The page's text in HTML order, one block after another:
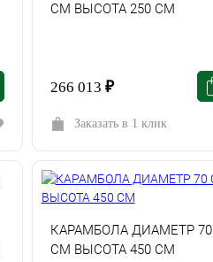
СМ ВЫСОТА 250 СМ
266 013 ₽
Заказать в 1 клик
КАРАМБОЛА ДИАМЕТР 70
СМ ВЫСОТА 450 СМ